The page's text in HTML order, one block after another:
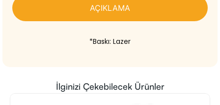
AÇIKLAMA
*Baskı: Lazer
İlginizi Çekebilecek Ürünler